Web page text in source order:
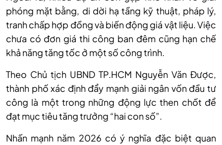
phóng mặt bằng, di dời hạ tầng kỹ thuật, pháp lý,
tranh chấp hợp đồng và biến động giá vật liệu. Việc
chưa có đơn giá thi công ban đêm cũng hạn chế
khả năng tăng tốc ở một số công trình.
Theo Chủ tịch UBND TP.HCM Nguyễn Văn Được,
thành phố xác định đẩy mạnh giải ngân vốn đầu tư
công là một trong những động lực then chốt để
đạt mục tiêu tăng trưởng “hai con số”.
Nhấn mạnh năm 2026 có ý nghĩa đặc biệt quan